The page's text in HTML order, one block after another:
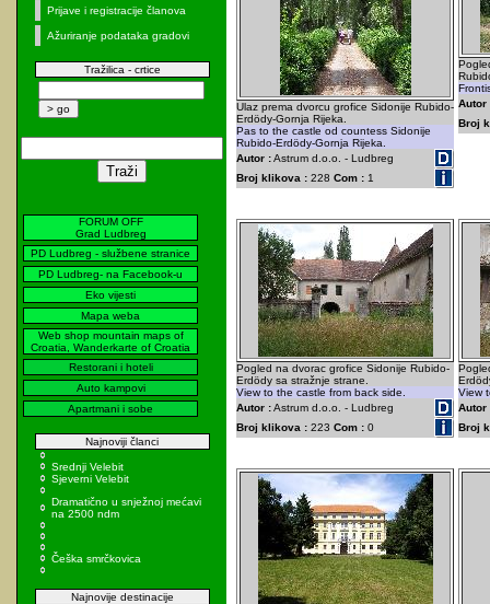
Prijave i registracije članova
Ažuriranje podataka gradovi
Tražilica - crtice
FORUM OFF
Grad Ludbreg
PD Ludbreg - službene stranice
PD Ludbreg- na Facebook-u
Eko vijesti
Mapa weba
Web shop mountain maps of
Croatia, Wanderkarte of Croatia
Restorani i hoteli
Auto kampovi
Apartmani i sobe
Najnoviji članci
Srednji Velebit
Sjeverni Velebit
Dramatično u snježnoj mećavi
na 2500 ndm
Češka smrčkovica
Najnovije destinacije
Ulaz prema dvorcu grofice Sidonije Rubido-
Erdödy-Gornja Rijeka.
Pas to the castle od countess Sidonije
Rubido-Erdödy-Gornja Rijeka.
Autor :Astrum d.o.o. - Ludbreg
Broj klikova : 228 Com : 1
Autor
Broj
Pogled na dvorac grofice Sidonije Rubido-
Erdödy sa stražnje strane.
View to the castle from back side.
Autor :Astrum d.o.o. - Ludbreg
Broj klikova : 223 Com : 0
View
Autor
Broj